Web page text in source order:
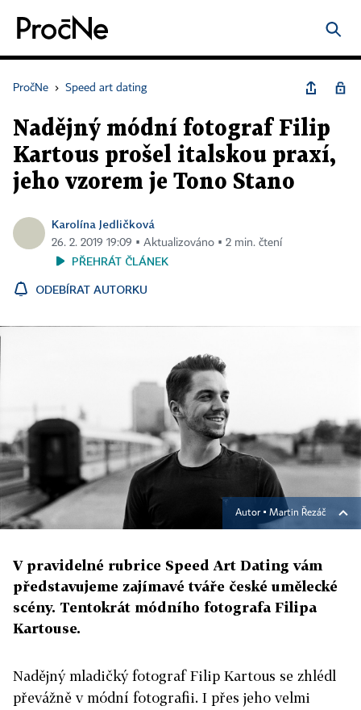
PročNe › Speed art dating
Nadějný módní fotograf Filip
Kartous prošel italskou praxí,
jeho vzorem je Tono Stano
Karolína Jedličková
26. 2. 2019 19:09 ▪ Aktualizováno ▪ 2 min. čtení
PŘEHRÁT ČLÁNEK
ODEBÍRAT AUTORKU
Autor ▪ Martin Řezáč
V pravidelné rubrice Speed Art Dating vám
představujeme zajímavé tváře české umělecké
scény. Tentokrát módního fotografa Filipa
Kartouse.
Nadějný mladičký fotograf Filip Kartous se zhlédl
převážně v módní fotografii. I přes jeho velmi